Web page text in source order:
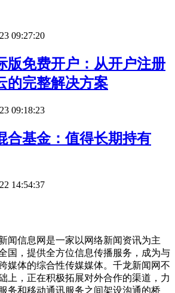
09:27:20
版免费开户：从开户注册
的完整解决方案
09:18:23
合基金：值得长期持有
14:54:37
闻信息网是一家以网络新闻资讯为主
国，提供全方位信息传播服务，成为与
媒体的综合性传媒媒体。千龙新闻网不
上，正在积极拓展对外合作的渠道，力
务和移动通讯服务之间架设沟通的桥